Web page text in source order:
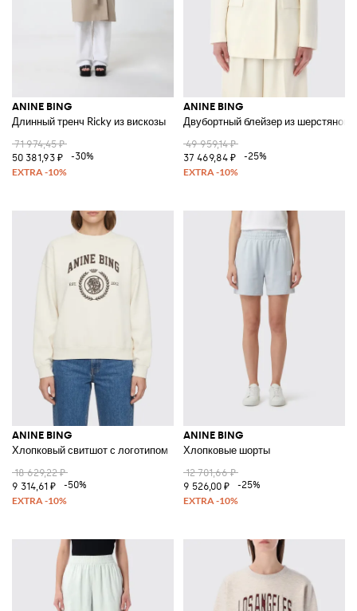
ANINE BING
Длинный тренч Ricky из вискозы
71 974,45 ₽
50 381,93 ₽
-30%
ANINE BING
Двубортный блейзер из шерстяного
49 959,14 ₽
37 469,84 ₽
-25%
ANINE BING
Хлопковый свитшот с логотипом
18 629,22 ₽
9 314,61 ₽
-50%
ANINE BING
Хлопковые шорты
12 701,66 ₽
9 526,00 ₽
-25%